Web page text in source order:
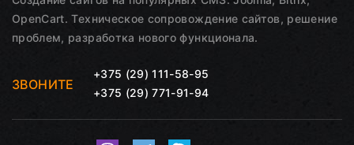
OpenCart. Техническое сопровождение сайтов, решение
проблем, разработка нового функционала.
ЗВОНИТЕ
+375 (29) 111-58-95
+375 (29) 771-91-94